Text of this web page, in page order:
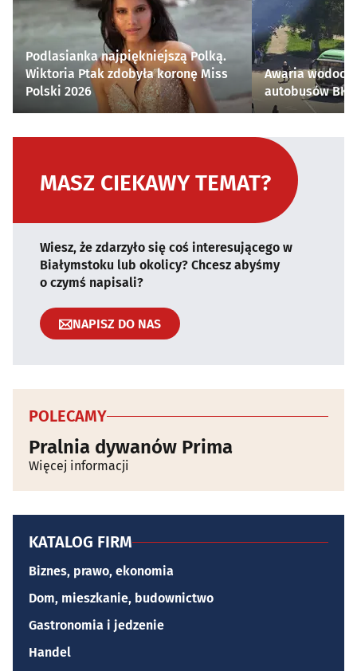
Podlasianka najpiękniejszą Polką.
Wiktoria Ptak zdobyła koronę Miss
Polski 2026
Awaria
autobusów
MASZ CIEKAWY TEMAT?
Wiesz, że zdarzyło się coś interesującego w
Białymstoku lub okolicy? Chcesz abyśmy
o czymś napisali?
NAPISZ DO NAS
POLECAMY
Pralnia dywanów Prima
Więcej informacji
KATALOG FIRM
Biznes, prawo, ekonomia
Dom, mieszkanie, budownictwo
Gastronomia i jedzenie
Handel